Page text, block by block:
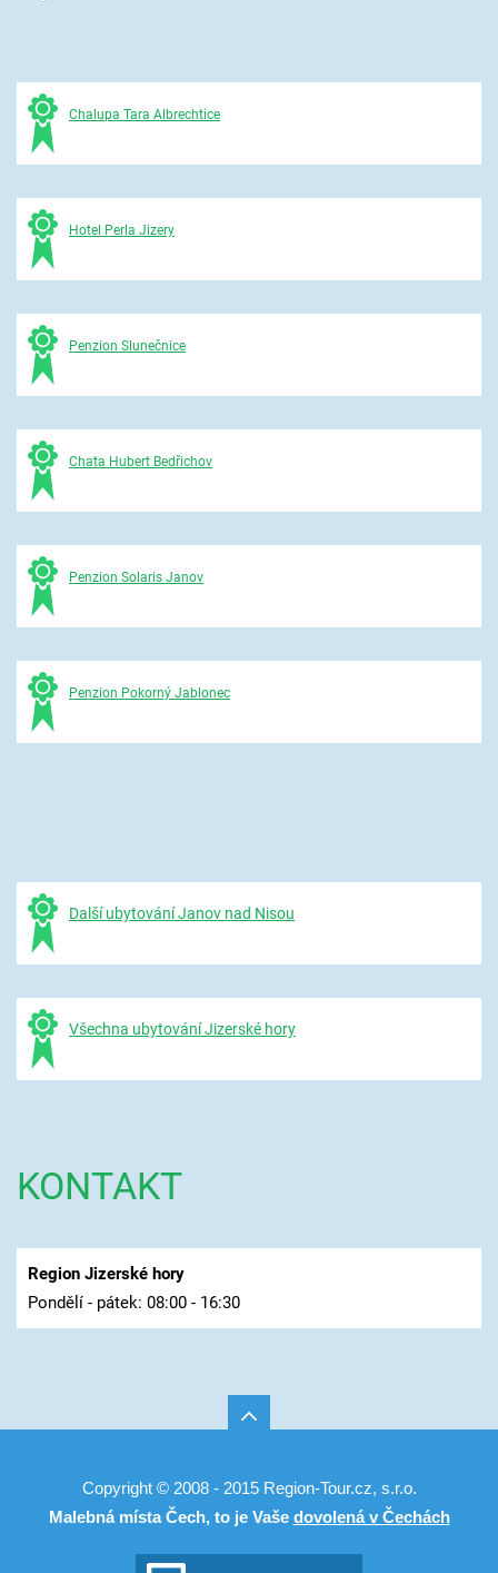
Chalupa Tara Albrechtice
Hotel Perla Jizery
Penzion Slunečnice
Chata Hubert Bedřichov
Penzion Solaris Janov
Penzion Pokorný Jablonec
Další ubytování Janov nad Nisou
Všechna ubytování Jizerské hory
KONTAKT
Region Jizerské hory
Pondělí - pátek: 08:00 - 16:30
Copyright © 2008 - 2015 Region-Tour.cz, s.r.o.
Malebná místa Čech, to je Vaše dovolená v Čechách